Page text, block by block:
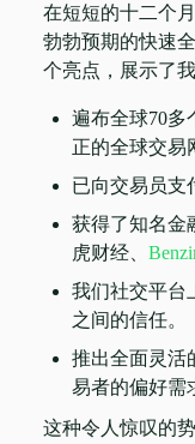
在短短的十二个
勃勃预期的快速
个亮点，展示了
遍布全球70多
正的全球交易
已向交易员支
获得了知名金
虎财经、
我们社交平台
之间的信任。
推出全面灵活
易者的偏好需
这种令人惊叹的